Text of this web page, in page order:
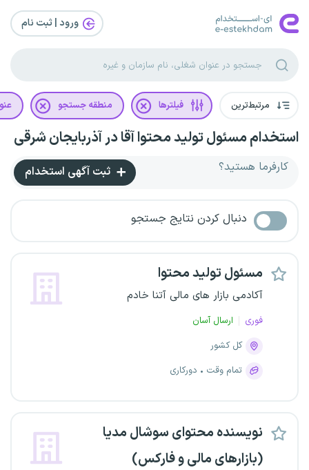
ورود | ثبت‌ نام
مرتبط‌ترین فیلترها منطقه جستجو
استخدام مسئول تولید محتوا آقا در آذربایجان شرقی
کارفرما هستید؟ ثبت آگهی استخدام
دنبال کردن نتایج جستجو
مسئول تولید محتوا
آکادمی بازار های مالی آتنا خادم
فوری
ارسال آسان
کل کشور
تمام وقت
دورکاری
نویسنده محتوای سوشال مدیا
(بازارهای مالی و فارکس)